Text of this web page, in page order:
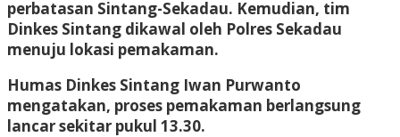
perbatasan Sintang-Sekadau. Kemudian, tim
Dinkes Sintang dikawal oleh Polres Sekadau
menuju lokasi pemakaman.
Humas Dinkes Sintang Iwan Purwanto
mengatakan, proses pemakaman berlangsung
lancar sekitar pukul 13.30.